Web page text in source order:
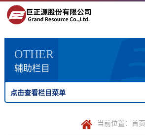
OTHER
辅助栏目
点击查看栏目菜单
当前位置：首页